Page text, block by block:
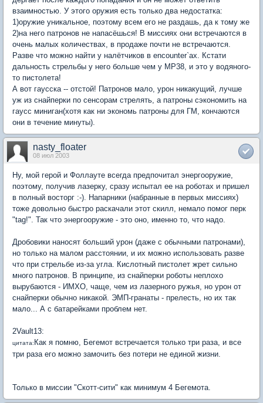
взаимностью. У этого оружия есть только два недостатка:
1)оружие уникальное, поэтому всем его не раздашь, да к тому же
2)на него патронов не напасёшься! В миссиях они встречаются в
очень малых количествах, в продаже почти не встречаются.
Разве что можно найти у налётчиков в encounter`ах. Кстати
дальность стрельбы у него больше чем у MP38, и это у водяного-
то пистолета!
А вот гаусска -- отстой! Патронов мало, урон никакущий, лучше
уж из снайперки по сенсорам стрелять, а патроны сэкономить на
гаусс миниган(хотя как ни экономь патроны для ГМ, кончаются
они в течение минуты).
nasty_floater
08 июл 2003
Ну, мой герой и Фоллауте всегда предпочитал энергооружие,
поэтому, получив лазерку, сразу испытал ее на роботах и пришел
в полный восторг :-). Напарники (набранные в первых миссиях)
тоже довольно быстро раскачали этот скилл, немало помог перк
"tag!". Так что энергооружие - это оно, именно то, что надо.
Дробовики наносят больший урон (даже с обычными патронами),
но только на малом расстоянии, и их можно использовать разве
что при стрельбе из-за угла. Кислотный пистолет жрет сильно
много патронов. В принципе, из снайперки роботы неплохо
вырубаются - ИМХО, чаще, чем из лазерного ружья, но урон от
снайперки обычно никакой. ЭМП-гранаты - прелесть, но их так
мало... А с батарейками проблем нет.
2Vault13:
цитата: Как я помню, Бегемот встречается только три раза, и все
три раза его можно замочить без потери не единой жизни.
Только в миссии "Скотт-сити" как минимум 4 Бегемота.